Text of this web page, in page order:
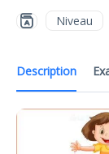
Description
Niveau